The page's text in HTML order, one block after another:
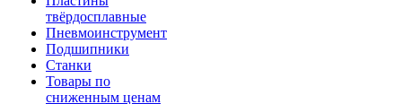
твёрдосплавные
Пневмоинструмент
Подшипники
Станки
Товары по
сниженным ценам